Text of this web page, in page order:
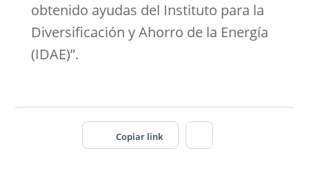
obtenido ayudas del Instituto para la
Diversificación y Ahorro de la Energía
(IDAE)”.
Copiar link